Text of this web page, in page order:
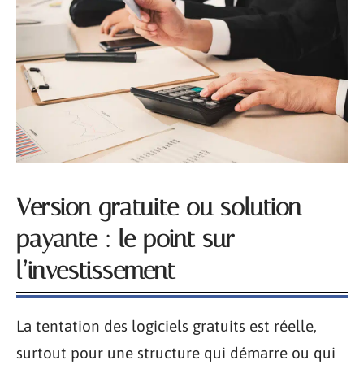
Version gratuite ou solution
payante : le point sur
l’investissement
La tentation des logiciels gratuits est réelle,
surtout pour une structure qui démarre ou qui